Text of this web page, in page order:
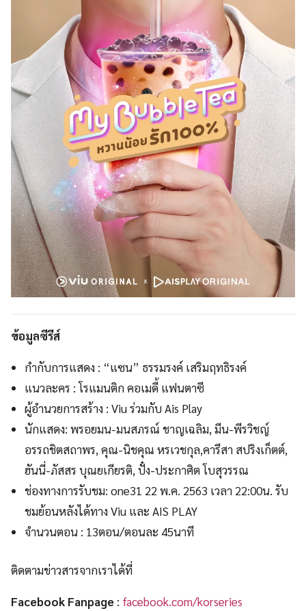
ข้อมูลซีรีส์
กำกับการแสดง : “แซน” ธรรมรงค์ เสริมฤทธิรงค์
แนวละคร : โรแมนติก คอเมดี้ แฟนตาซี
ผู้อำนวยการสร้าง : Viu ร่วมกับ Ais Play
นักแสดง: พรอยมน-มนสภรณ์ ชาญเฉลิม, มีน-พีรวิชญ์
อรรถชิตสถาพร, คุณ-นิชคุณ หรเวชกุล,คารีสา สปริงเก็ตต์,
ฮันนี่-ภัสสร บุณยเกียรติ, ปั๋ง-ประกาศิต โบสุวรรณ
ช่องทางการรับชม: one31 22 พ.ค. 2563 เวลา 22:00น. รับ
ชมย้อนหลังได้ทาง Viu และ AIS PLAY
จำนวนตอน : 13ตอน/ตอนละ 45นาที
ติดตามข่าวสารจากเราได้ที่
Facebook Fanpage : facebook.com/korseries